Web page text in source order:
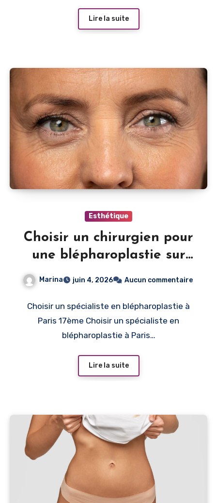
Lire la suite
Esthétique
Choisir un chirurgien pour
une blépharoplastie sur
Marina juin 4, 2026 Aucun commentaire
Choisir un spécialiste en blépharoplastie à
Paris 17ème Choisir un spécialiste en
blépharoplastie à Paris…
Lire la suite